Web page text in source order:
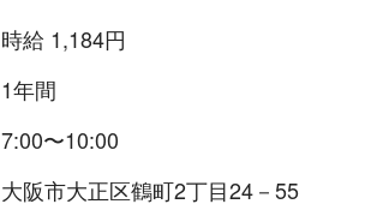
時給 1,184円
1年間
7:00〜10:00
大阪市大正区鶴町2丁目24－55